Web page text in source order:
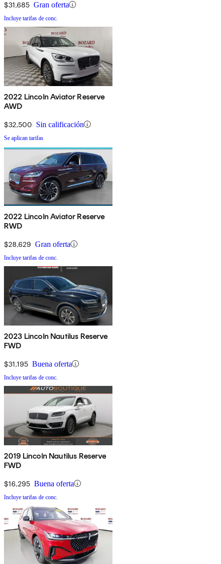
$31,685 Gran oferta
Incluye tarifas de conc.
2022 Lincoln Aviator Reserve
AWD
$32,500 Sin calificación
Se aplican tarifas
2022 Lincoln Aviator Reserve
RWD
$28,629 Gran oferta
Incluye tarifas de conc.
2023 Lincoln Nautilus Reserve
FWD
$31,195 Buena oferta
Incluye tarifas de conc.
2019 Lincoln Nautilus Reserve
FWD
$16,295 Buena oferta
Incluye tarifas de conc.